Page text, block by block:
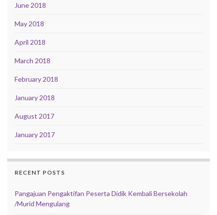
June 2018
May 2018
April 2018
March 2018
February 2018
January 2018
August 2017
January 2017
RECENT POSTS
Pangajuan Pengaktifan Peserta Didik Kembali Bersekolah
/Murid Mengulang